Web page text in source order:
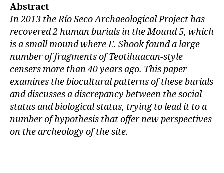
Abstract
In 2013 the Río Seco Archaeological Project has
recovered 2 human burials in the Mound 5, which
is a small mound where E. Shook found a large
number of fragments of Teotihuacan-style
censers more than 40 years ago. This paper
examines the biocultural patterns of these burials
and discusses a discrepancy between the social
status and biological status, trying to lead it to a
number of hypothesis that offer new perspectives
on the archeology of the site.